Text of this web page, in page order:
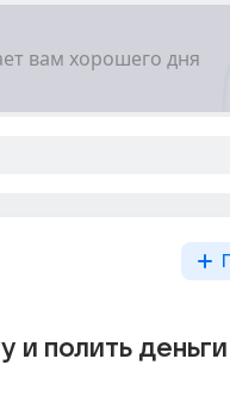
полить деньги